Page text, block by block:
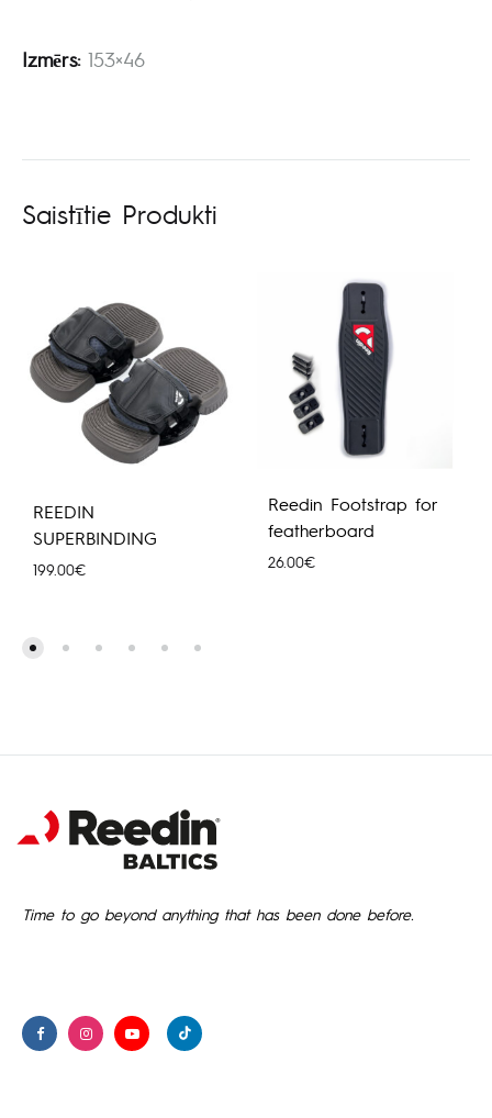
Izmērs:153×46
Saistītie Produkti
REEDIN
SUPERBINDING
199.00€
Reedin Footstrap for
featherboard
26.00€
Time to go beyond anything that has been done before.